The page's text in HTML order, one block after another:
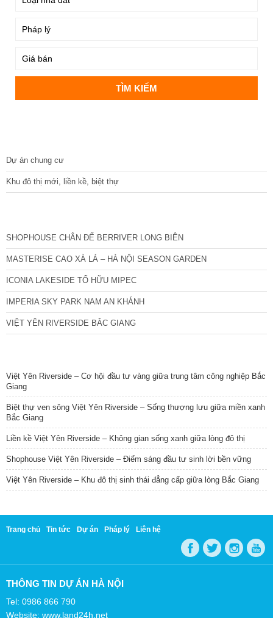
Dự án chung cư
Khu đô thị mới, liền kề, biệt thự
SHOPHOUSE CHÂN ĐẾ BERRIVER LONG BIÊN
MASTERISE CAO XÀ LÁ – HÀ NỘI SEASON GARDEN
ICONIA LAKESIDE TỐ HỮU MIPEC
IMPERIA SKY PARK NAM AN KHÁNH
VIỆT YÊN RIVERSIDE BẮC GIANG
Việt Yên Riverside – Cơ hội đầu tư vàng giữa trung tâm công nghiệp Bắc
Giang
Biệt thự ven sông Việt Yên Riverside – Sống thượng lưu giữa miền xanh
Bắc Giang
Liền kề Việt Yên Riverside – Không gian sống xanh giữa lòng đô thị
Shophouse Việt Yên Riverside – Điểm sáng đầu tư sinh lời bền vững
Việt Yên Riverside – Khu đô thị sinh thái đẳng cấp giữa lòng Bắc Giang
Trang chủ Tin tức Dự án Pháp lý Liên hệ
THÔNG TIN DỰ ÁN HÀ NỘI
Tel: 0986 866 790
Website: www.land24h.net